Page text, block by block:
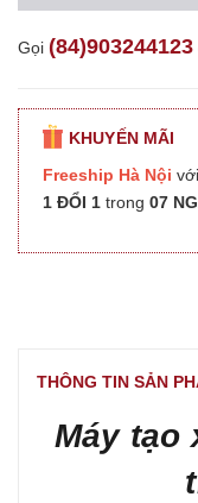
Gọi (84)903244123
KHUYẾN MÃI
Freeship Hà Nội
1 ĐỔI 1 trong 07
THÔNG TIN SẢN
Máy tạo